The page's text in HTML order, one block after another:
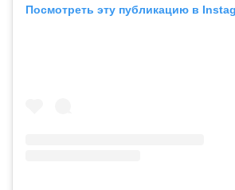
Посмотреть эту публикацию в